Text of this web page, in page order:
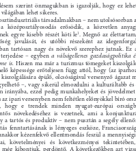
szerint önmagukban is igazolják, hogy ez
világában lehet sikeres.
társadalmakban – nem utolsósorban
középosztályosodás erősödik, a közvetlen
egyre kisebb részét köti le1
. Megnő az
javulását, és utóbbi részeként az
tartósan nagy és növekvő szerephez jutnak. Ez
– egyben a válságellenes gazdaságpolitika
is. Hiszen ma már a turizmus tömegeket
képessége erőteljesen függ attól, hogy (az
épülő, olcsóságával versenyző ágazat
–, vagy sikerül elmozdulni a kulturáltabb és
irányába, ezzel pedig munkahelyeket és
az ipari versenyben nem feltétlen előnyökkel bíró
hogy e trendek minden nyugat-európai
növekedéséhez is vezetnek, ami a
a tartós és produktív – nem pusztán a segély
fenntartásának is lényeges eszköze,
kézenfekvő ellentmondás feszül a
követelményei és következményei
kibontjuk, perdöntő. A következőkben azt